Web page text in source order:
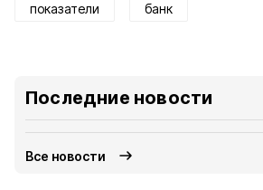
показатели банк
Последние новости
Все новости